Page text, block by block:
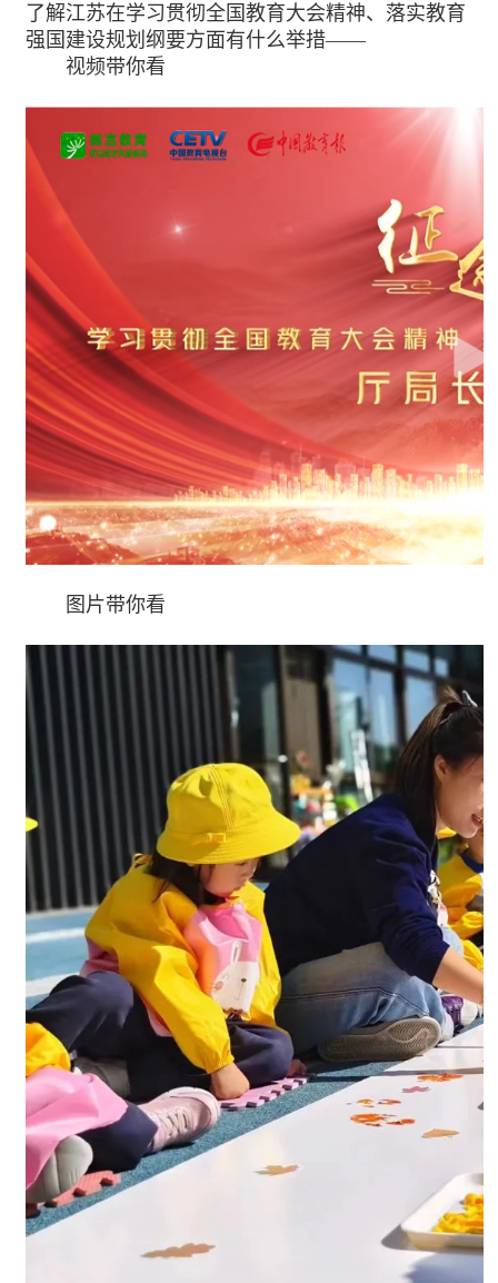
了解江苏在学习贯彻全国教育大会精神、落实教育
强国建设规划纲要方面有什么举措——
视频带你看
图片带你看